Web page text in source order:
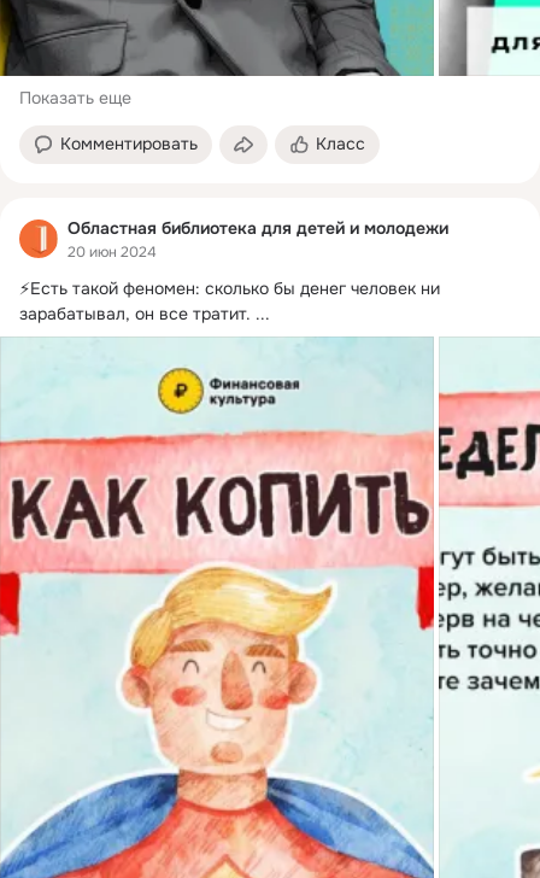
Показать еще
Комментировать Класс
Областная библиотека для детей и молодежи
20 июн 2024
⚡Есть такой феномен: сколько бы денег человек ни
зарабатывал, он все тратит. ...